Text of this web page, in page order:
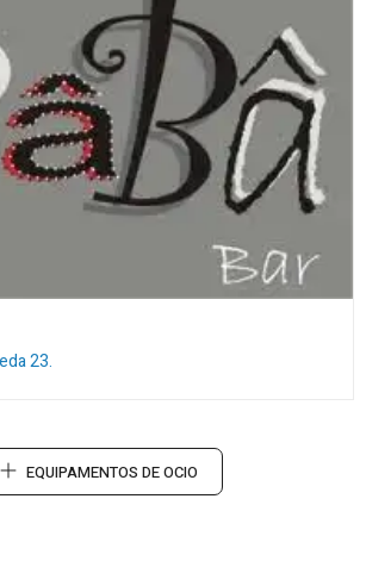
23.
EQUIPAMENTOS DE OCIO